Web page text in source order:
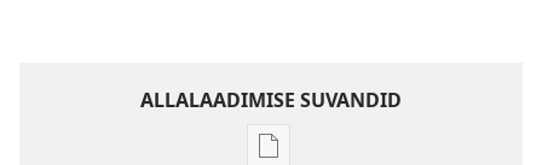
ALLALAADIMISE SUVANDID
Väljaannete